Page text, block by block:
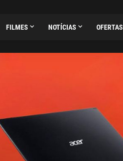
FILMES NOTÍCIAS OFERTAS